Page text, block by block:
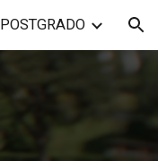
POSTGRADO